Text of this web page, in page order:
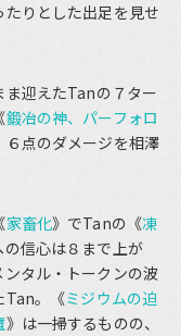
りとした出足を見せ
迎えたTanの７ター
鍛冶の神、パーフォロ
６点のダメージを相澤
家畜化》でTanの《凍
信心は８まで上が
タル・トークンの波
Tan。《ミジウムの迫
》は一掃するものの、